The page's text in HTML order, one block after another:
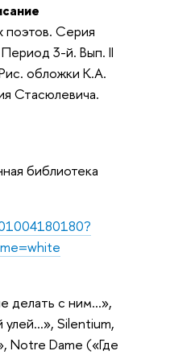
поэтов. Серия
3-й. Вып. II
обложки К.А.
Стасюлевича.
библиотека
делать с ним...»,
Silentium,
Notre Damе («Где